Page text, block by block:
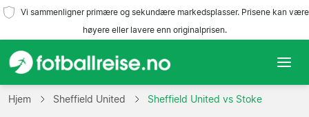
Vi sammenligner primære og sekundære markedsplasser. Prisene kan være
høyere eller lavere enn originalprisen.
Hjem
Hjem Sheffield United Sheffield United vs Stoke